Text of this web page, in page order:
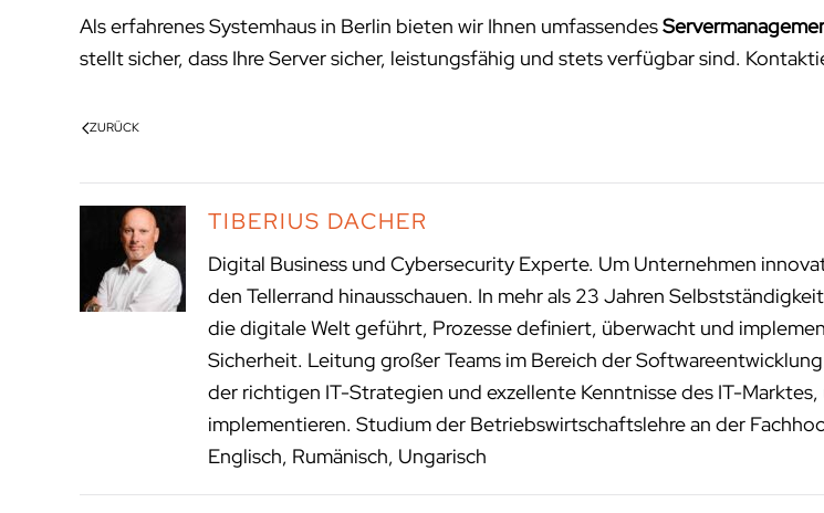
Als erfahrenes Systemhaus in Berlin bieten wir Ihnen umfassendes
stellt sicher, dass Ihre Server sicher, leistungsfähig und stets verfügbar sind.
ZURÜCK
TIBERIUS DACHER
Digital Business und Cybersecurity Experte. Um Unternehmen
den Tellerrand hinausschauen. In mehr als 23 Jahren
die digitale Welt geführt, Prozesse definiert, überwacht und
Sicherheit. Leitung großer Teams im Bereich der
der richtigen IT-Strategien und exzellente Kenntnisse des IT-
implementieren. Studium der Betriebswirtschaftslehre an der
Englisch, Rumänisch, Ungarisch